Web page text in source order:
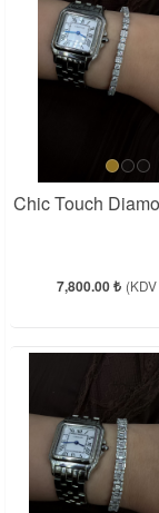
Chic Touch
7,800.00 ₺